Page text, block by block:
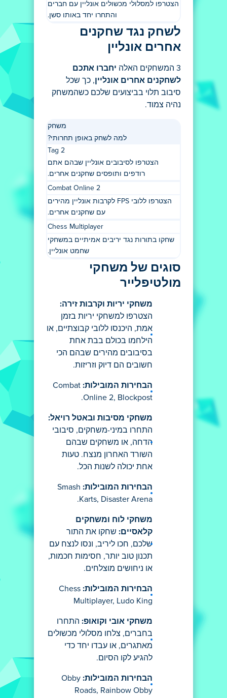
הצטרפו למסלולי מכשולים אונליין עם חברים
והתחרו יחד באותו סשן.
לשחק נגד שחקנים
אחרים אונליין
3 המשחקים האלה
יחברו אתכם
לשחקנים אחרים אונליין, כך שכל
סיבוב תלוי בביצועים שלכם כשהמשחק
נהיה צמוד.
משחק
למה לשחק באופן תחרותי?
Tag 2
הצטרפו לסיבובים אונליין שבהם אתם
רודפים ותופסים שחקנים אחרים.
Combat Online 2
הצטרפו ללובי FPS לקרבות אונליין מהירים
עם שחקנים אחרים.
Chess Multiplayer
שחקו בתורות נגד יריבים אמיתיים במשחקי
שחמט אונליין.
סוגים של משחקי
מולטיפלייר
משחקי יריות וקרבות זירה:
הצטרפו למשחקי יריות בזמן
אמת, היכנסו ללובי קבוצתיים, או
הילחמו בכולם בבת אחת
בסיבובים מהירים שבהם הכי
חשובים הם דיוק וזריזות.
הבחירות המובילות: Combat
Online 2, Blockpost.
משחקי מסיבות ובאטל רויאל:
התחרו במיני-משחקים, סיבובי
הדחה, או משחקים שבהם
השורד האחרון מנצח. טעות
אחת יכולה לשנות הכל.
הבחירות המובילות: Smash
Karts, Disaster Arena.
משחקי לוח ומשחקים
קלאסיים: שחקו את התור
שלכם, חכו ליריב, ונסו לנצח עם
תכנון טוב יותר, חסימות חכמות,
או ניחושים מוצלחים.
הבחירות המובילות: Chess
Multiplayer, Ludo King
משחקי אובי וקואופ: התחרו
בחברים, צלחו מסלולי מכשולים
מאתגרים, או עבדו יחד כדי
להגיע לקו הסיום.
הבחירות המובילות: Obby
Roads, Rainbow Obby